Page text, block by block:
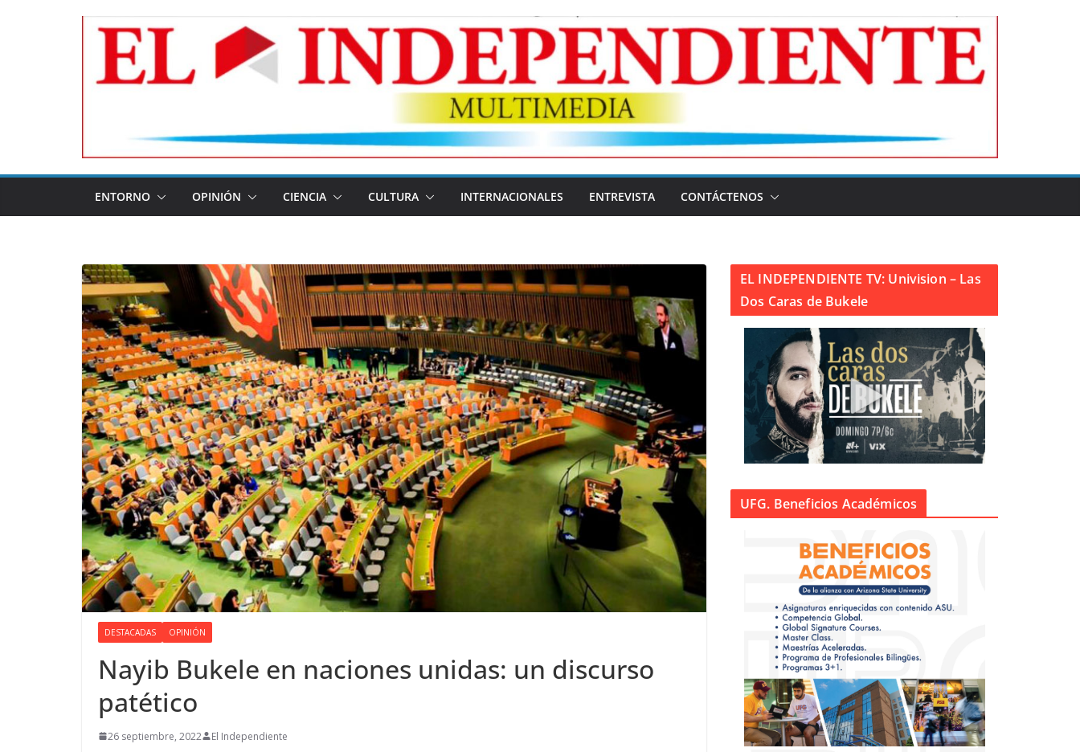
ENTORNO OPINIÓN CIENCIA CULTURA INTERNACIONALES ENTREVISTA CONTÁCTENOS
DESTACADAS OPINIÓN
Nayib Bukele en naciones unidas: un discurso
patético
26 septiembre, 2022 El Independiente
EL INDEPENDIENTE TV: Univision – Las
Dos Caras de Bukele
UFG. Beneficios Académicos